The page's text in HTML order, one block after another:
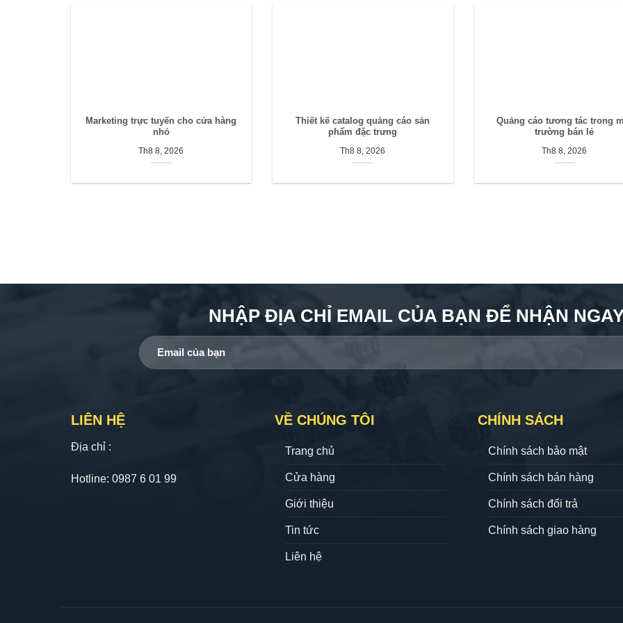
Marketing trực tuyến cho cửa hàng
nhỏ
Th8 8, 2026
Thiết kế catalog quảng cáo sản
phẩm đặc trưng
Th8 8, 2026
Quảng cáo tương tác trong
trường bán lẻ
Th8 8, 2026
NHẬP ĐỊA CHỈ EMAIL CỦA BẠN ĐỂ NHẬN
LIÊN HỆ
Địa chỉ :
Hotline: 0987 6 01 99
VỀ CHÚNG TÔI
Trang chủ
Cửa hàng
Giới thiệu
Tin tức
Liên hệ
CHÍNH SÁCH
Chính sách bảo mật
Chính sách bán hàng
Chính sách đổi trả
Chính sách giao hàng